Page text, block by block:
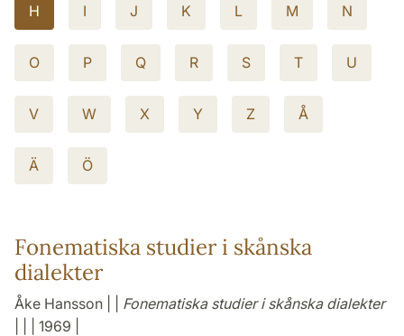
H I J K L M N
O P Q R S T U
V W X Y Z Å
Ä Ö
Fonematiska studier i skånska
dialekter
Åke Hansson | | Fonematiska studier i skånska dialekter
| | | 1969 |